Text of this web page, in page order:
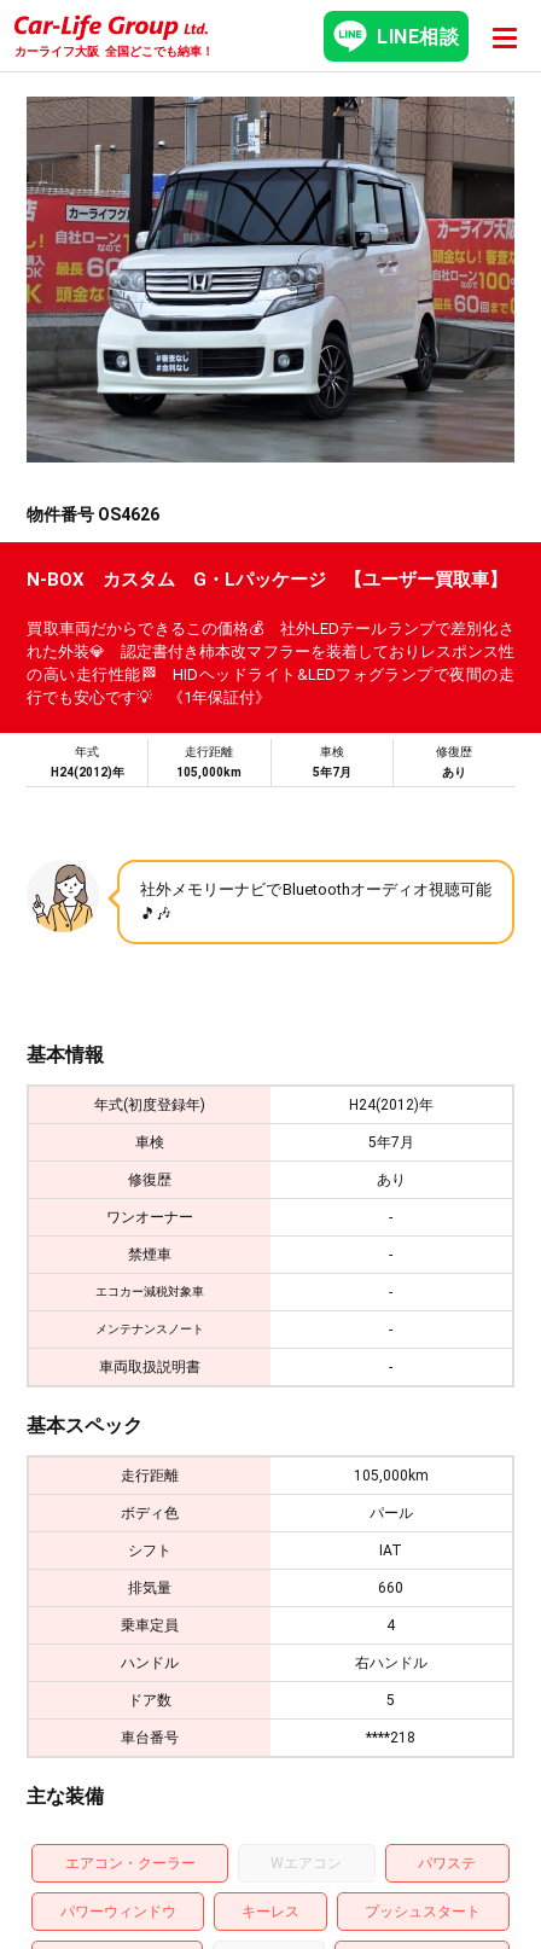
カーライフ大阪 全国どこでも納車！
LINE相談
物件番号 OS4626
N-BOX カスタム G・Lパッケージ 【ユーザー買取車】
買取車両だからできるこの価格💰 社外LEDテールランプで差別化さ
れた外装💎 認定書付き柿本改マフラーを装着しておりレスポンス性
の高い走行性能🏁 HIDヘッドライト&LEDフォグランプで夜間の走
行でも安心です💡 《1年保証付》
年式
H24(2012)年
走行距離
105,000km
車検
5年7月
修復歴
あり
社外メモリーナビでBluetoothオーディオ視聴可能
🎵🎶
基本情報
年式(初度登録年) H24(2012)年
車検 5年7月
修復歴 あり
ワンオーナー -
禁煙車 -
エコカー減税対象車 -
メンテナンスノート -
車両取扱説明書 -
基本スペック
走行距離 105,000km
ボディ色 パール
シフト IAT
排気量 660
乗車定員 4
ハンドル 右ハンドル
ドア数 5
車台番号 ****218
主な装備
エアコン・クーラー Wエアコン パワステ
パワーウィンドウ キーレス プッシュスタート